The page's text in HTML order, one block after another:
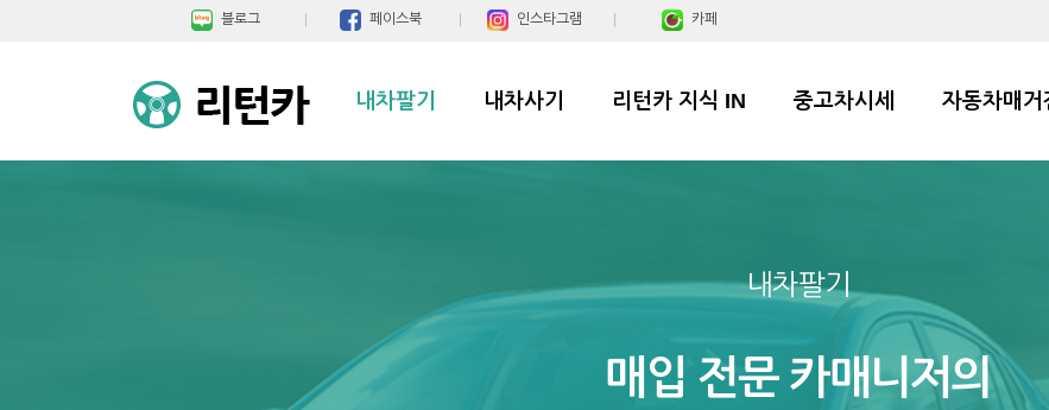
블로그 페이스북 인스타그램 카페
내차팔기 내차사기 리턴카 지식 IN 중고차시세 자동차매거
내차팔기
매입 전문 카매니저의